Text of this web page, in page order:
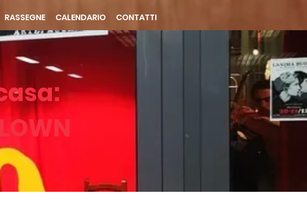
RASSEGNE CALENDARIO CONTATTI